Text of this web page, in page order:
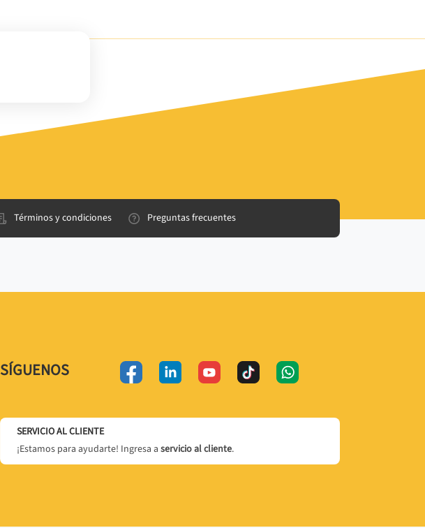
Términos y condiciones Preguntas frecuentes
SÍGUENOS
SERVICIO AL CLIENTE
¡Estamos para ayudarte! Ingresa a servicio al cliente.